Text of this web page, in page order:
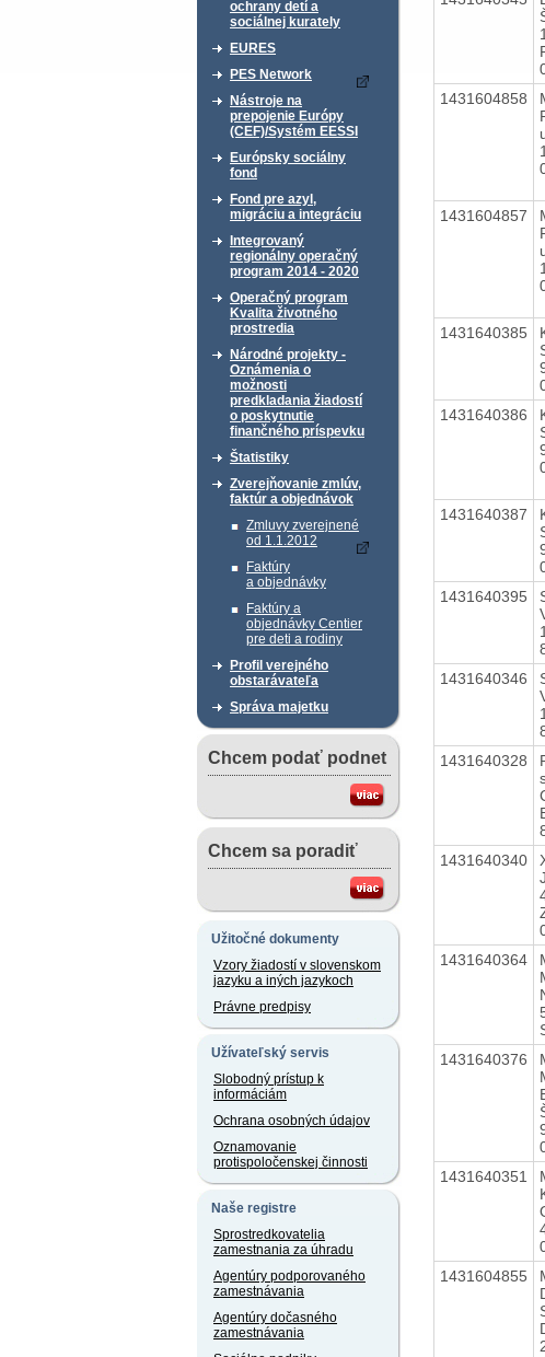
ochrany detí a
sociálnej kurately
EURES
PES Network
Nástroje na
prepojenie Európy
(CEF)/Systém EESSI
Európsky sociálny
fond
Fond pre azyl,
migráciu a integráciu
Integrovaný
regionálny operačný
program 2014 - 2020
Operačný program
Kvalita životného
prostredia
Národné projekty -
Oznámenia o
možnosti
predkladania žiadostí
o poskytnutie
finančného príspevku
Štatistiky
Zverejňovanie zmlúv,
faktúr a objednávok
Zmluvy zverejnené
od 1.1.2012
Faktúry
a objednávky
Faktúry a
objednávky Centier
pre deti a rodiny
Profil verejného
obstarávateľa
Správa majetku
Chcem podať podnet
Chcem sa poradiť
Užitočné dokumenty
Vzory žiadostí v slovenskom
jazyku a iných jazykoch
Právne predpisy
Užívateľský servis
Slobodný prístup k
informáciám
Ochrana osobných údajov
Oznamovanie
protispoločenskej činnosti
Naše registre
Sprostredkovatelia
zamestnania za úhradu
Agentúry podporovaného
zamestnávania
Agentúry dočasného
zamestnávania
1431604858
1431604857
1431640385
1431640386
1431640387
1431640395
1431640346
1431640328
1431640340
1431640364
1431640376
1431640351
1431604855